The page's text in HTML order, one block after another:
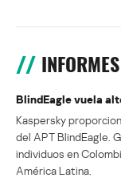
INFORMES
BlindEagle vuela
Kaspersky
del APT BlindEagle.
individuos en
América Latina.